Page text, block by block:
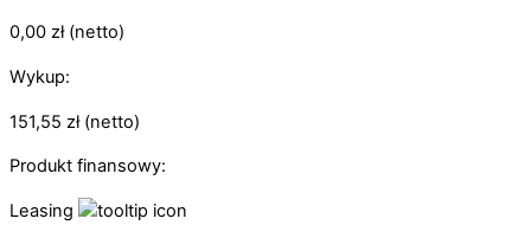
0,00 zł(netto)
Wykup:
151,55 zł(netto)
Produkt finansowy:
Leasing